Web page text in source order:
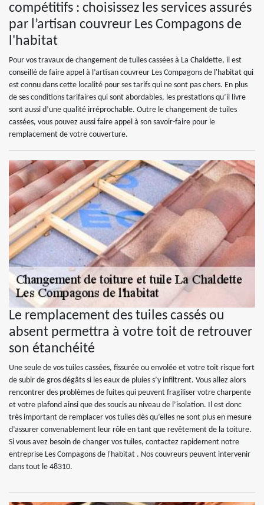
compétitifs : choisissez les services assurés
par l’artisan couvreur Les Compagons de
l'habitat
Pour vos travaux de changement de tuiles cassées à La Chaldette, il est
conseillé de faire appel à l’artisan couvreur Les Compagons de l'habitat qui
est connu dans cette localité pour ses tarifs qui ne sont pas chers. En plus
de ses conditions tarifaires qui sont abordables, les prestations qu’il livre
sont aussi d’une qualité irréprochable. Outre le changement de tuiles
cassées, vous pouvez aussi faire appel à son savoir-faire pour le
remplacement de votre couverture.
Le remplacement des tuiles cassés ou
absent permettra à votre toit de retrouver
son étanchéité
Une seule de vos tuiles cassées, fissurée ou envolée et votre toit risque fort
de subir de gros dégâts si les eaux de pluies s’y infiltrent. Vous allez alors
rencontrer des problèmes de fuites qui peuvent fragiliser votre charpente
et votre plafond ainsi que des soucis au niveau de l’isolation. Il est donc
très important de remplacer vos tuiles dès qu’elles ne sont plus en mesure
d’assurer convenablement leur rôle en tant que revêtement de la toiture.
Si vous avez besoin de changer vos tuiles, contactez rapidement notre
entreprise Les Compagons de l'habitat . Nos couvreurs peuvent intervenir
dans tout le 48310.